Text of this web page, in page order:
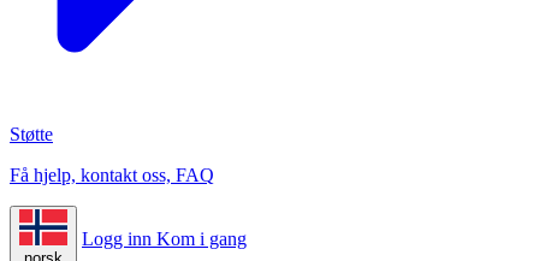
Støtte
Få hjelp, kontakt oss, FAQ
Logg inn Kom i gang